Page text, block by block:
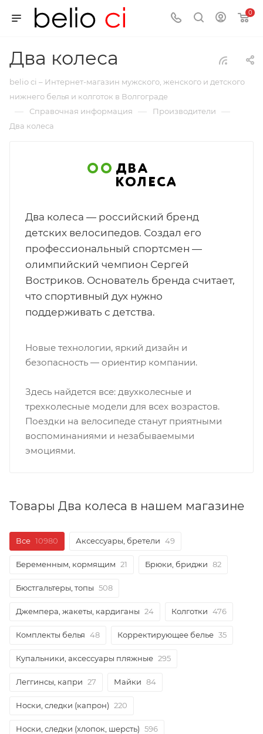
0
Два колеса
belio ci – Интернет-магазин мужского, женского и детского
нижнего белья и колготок в Волгограде
— Справочная информация — Производители —
Два колеса
Два колеса — российский бренд
детских велосипедов. Создал его
профессиональный спортсмен —
олимпийский чемпион Сергей
Востриков. Основатель бренда считает,
что спортивный дух нужно
поддерживать с детства.
Новые технологии, яркий дизайн и
безопасность — ориентир компании.
Здесь найдется все: двухколесные и
трехколесные модели для всех возрастов.
Поездки на велосипеде станут приятными
воспоминаниями и незабываемыми
эмоциями.
Товары Два колеса в нашем магазине
Все 10980 Аксессуары, бретели 49
Беременным, кормящим 21 Брюки, бриджи 82
Бюстгальтеры, топы 508
Джемпера, жакеты, кардиганы 24 Колготки 476
Комплекты белья 48 Корректирующее белье 35
Купальники, аксессуары пляжные 295
Леггинсы, капри 27 Майки 84
Носки, следки (капрон) 220
Носки, следки (хлопок, шерсть) 596